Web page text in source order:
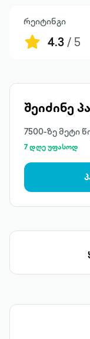
რეიტინგი
4.3/ 5
შეიძინე
7500-ზე მეტი
7 დღე უფასოდ